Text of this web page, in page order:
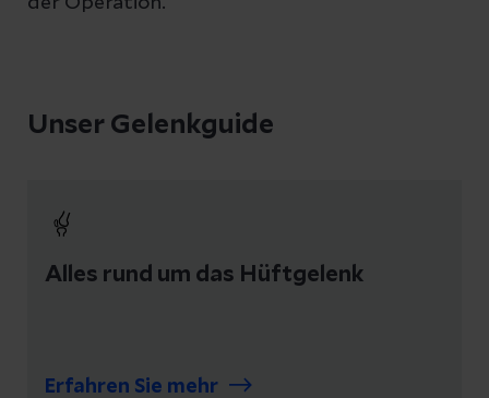
Unser Gelenkguide
Alles rund um das Hüftgelenk
Erfahren Sie mehr